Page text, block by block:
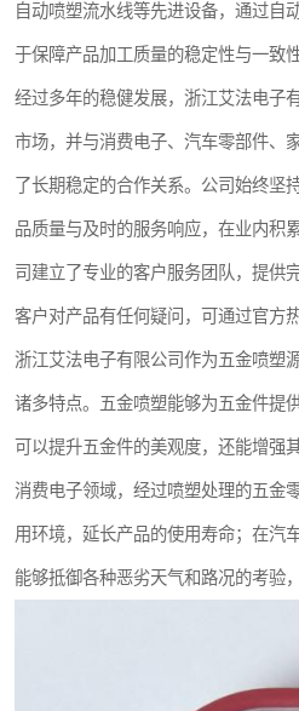
自动喷塑流水线等先进设备，通过自
于保障产品加工质量的稳定性与一致
经过多年的稳健发展，浙江艾法电子
市场，并与消费电子、汽车零部件、
了长期稳定的合作关系。公司始终坚
品质量与及时的服务响应，在业内积
司建立了专业的客户服务团队，提供
客户对产品有任何疑问，可通过官方
浙江艾法电子有限公司作为五金喷塑
诸多特点。五金喷塑能够为五金件提
可以提升五金件的美观度，还能增强
消费电子领域，经过喷塑处理的五金
用环境，延长产品的使用寿命；在汽
能够抵御各种恶劣天气和路况的考验